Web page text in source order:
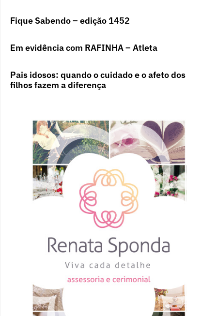
Fique Sabendo – edição 1452
Em evidência com RAFINHA – Atleta
Pais idosos: quando o cuidado e o afeto dos
filhos fazem a diferença